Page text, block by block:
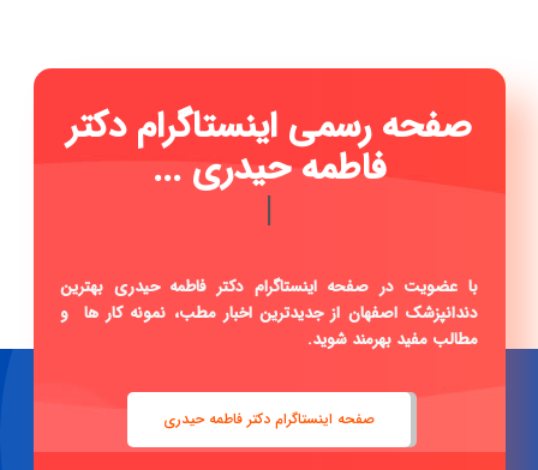
صفحه رسمی اینستاگرام دکتر
فاطمه حیدری ...
|
با عضویت در صفحه اینستاگرام دکتر فاطمه حیدری بهترین
دندانپزشک اصفهان از جدیدترین اخبار مطب، نمونه کار ها و
مطالب مفید بهرمند شوید.
صفحه اینستاگرام دکتر فاطمه حیدری